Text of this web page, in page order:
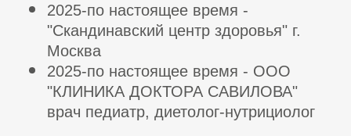
2025-по настоящее время -
"Скандинавский центр здоровья" г.
Москва
2025-по настоящее время - ООО
"КЛИНИКА ДОКТОРА САВИЛОВА"
врач педиатр, диетолог-нутрициолог